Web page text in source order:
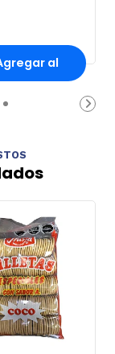
al
Carro